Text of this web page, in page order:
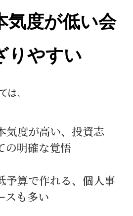
気度が低い会
りやすい
は、
気度が高い、投資志
の明確な覚悟
予算で作れる、個人事
スも多い